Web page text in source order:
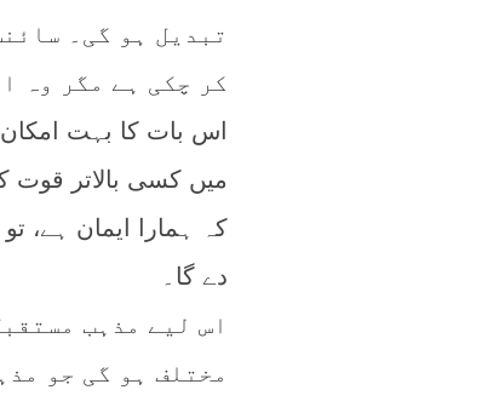
تبدیل ہو گی۔
کر چکی ہے مگر وہ
اس بات کا بہت
میں کسی بالاتر قوت
کہ ہمارا ایمان ہے،
دے گا۔
اس لیے مذہب
مختلف ہو گی جو